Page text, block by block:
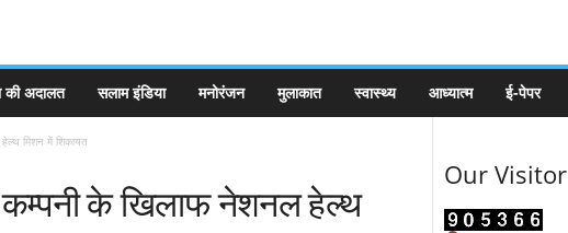
की अदालत सलाम इंडिया मनोरंजन मुलाकात स्वास्थ्य आध्यात्म ई-पेपर
मिशन में शिकायत
के खिलाफ नेशनल हेल्थ
Our Visitor